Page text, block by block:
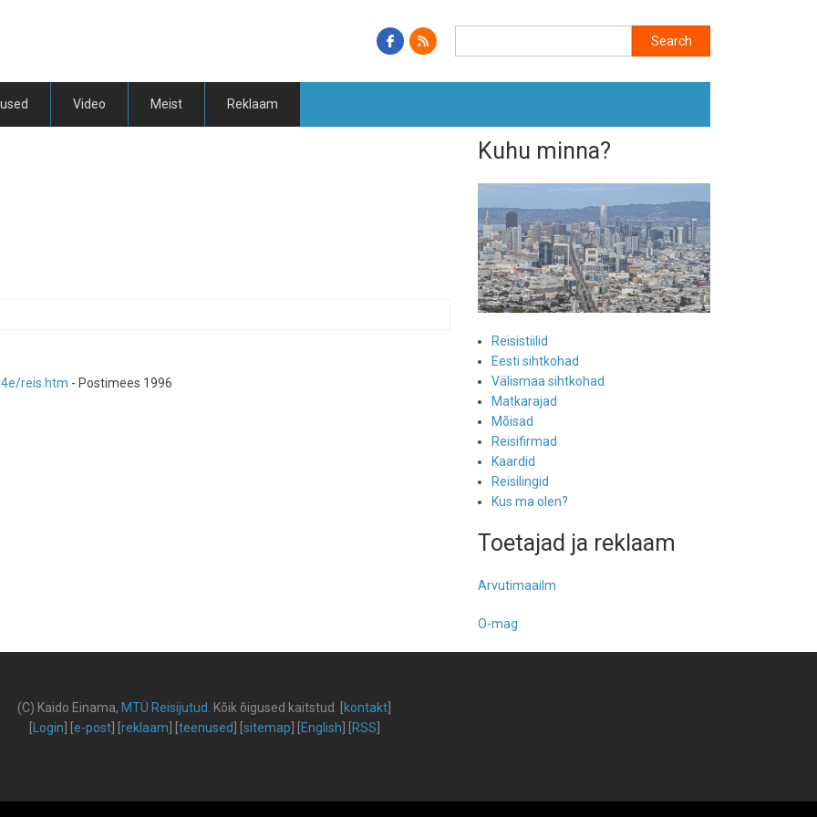
Video Meist Reklaam
reis.htm - Postimees 1996
Kuhu minna?
Reisistiilid
Eesti sihtkohad
Välismaa sihtkohad
Matkarajad
Mõisad
Reisifirmad
Kaardid
Reisilingid
Kus ma olen?
Toetajad ja reklaam
Arvutimaailm
O-mag
(C) Kaido Einama, MTÜ Reisijutud. Kõik õigused kaitstud. kontakt
Login e-post] [ reklaam teenused sitemap English RSS